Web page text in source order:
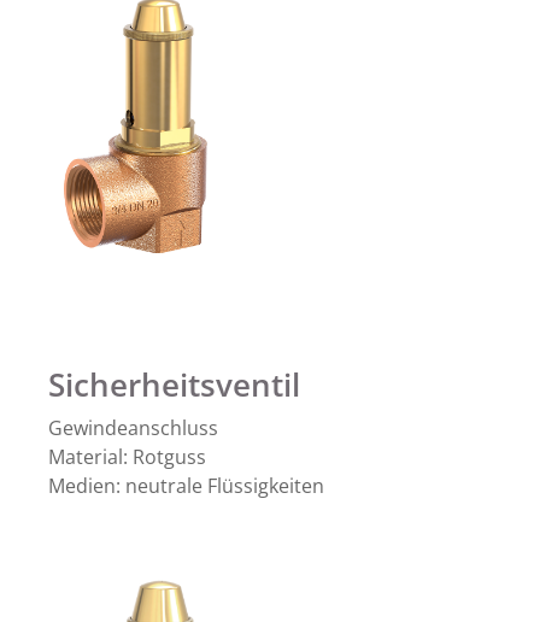
Sicherheitsventil
Gewindeanschluss
Material: Rotguss
Medien: neutrale Flüssigkeiten